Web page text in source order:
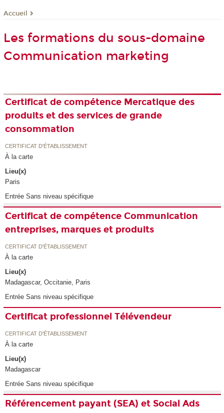
Accueil
Les formations du sous-domaine
Communication marketing
Certificat de compétence Mercatique des
produits et des services de grande
consommation
CERTIFICAT D'ÉTABLISSEMENT
À la carte
Lieu(x)
Paris
Entrée Sans niveau spécifique
Certificat de compétence Communication
entreprises, marques et produits
CERTIFICAT D'ÉTABLISSEMENT
À la carte
Lieu(x)
Madagascar, Occitanie, Paris
Entrée Sans niveau spécifique
Certificat professionnel Télévendeur
CERTIFICAT D'ÉTABLISSEMENT
À la carte
Lieu(x)
Madagascar
Entrée Sans niveau spécifique
Référencement payant (SEA) et Social Ads